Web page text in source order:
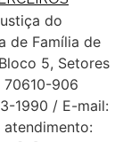
do
de Família de
5, Setores
70610-906
1990 / E-mail: